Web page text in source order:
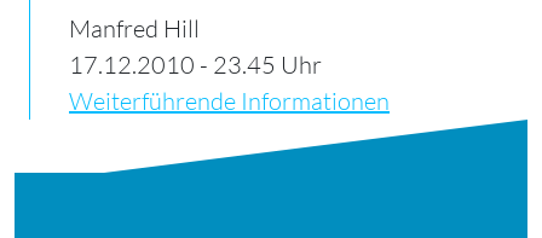
Manfred Hill
17.12.2010 - 23.45 Uhr
Weiterführende Informationen